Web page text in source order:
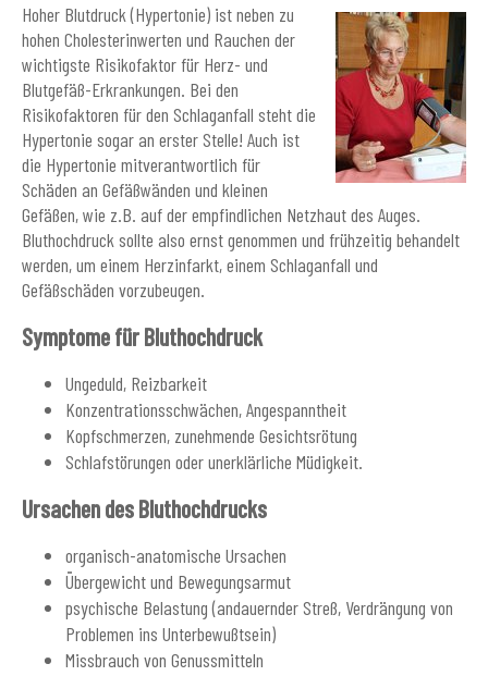
Hoher Blutdruck (Hypertonie) ist neben zu
hohen Cholesterinwerten und Rauchen der
wichtigste Risikofaktor für Herz- und
Blutgefäß-Erkrankungen. Bei den
Risikofaktoren für den Schlaganfall steht die
Hypertonie sogar an erster Stelle! Auch ist
die Hypertonie mitverantwortlich für
Schäden an Gefäßwänden und kleinen
Gefäßen, wie z.B. auf der empfindlichen Netzhaut des Auges.
Bluthochdruck sollte also ernst genommen und frühzeitig behandelt
werden, um einem Herzinfarkt, einem Schlaganfall und
Gefäßschäden vorzubeugen.
Symptome für Bluthochdruck
Ungeduld, Reizbarkeit
Konzentrationsschwächen, Angespanntheit
Kopfschmerzen, zunehmende Gesichtsrötung
Schlafstörungen oder unerklärliche Müdigkeit.
Ursachen des Bluthochdrucks
organisch-anatomische Ursachen
Übergewicht und Bewegungsarmut
psychische Belastung (andauernder Streß, Verdrängung von
Problemen ins Unterbewußtsein)
Missbrauch von Genussmitteln